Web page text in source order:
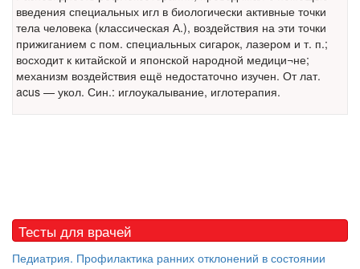
Местная анестезия развивает кардиотоксичность
Федеральная служба по
надзору в сфере
здравоохранения озвучила
тревожную статистику. Она
реанимации внесен в Госдуму
Соответствующий
законопроект внесен в
введения специальных игл в биологически активные точки
тела человека (классическая А.), воздействия на эти точки
прижиганием с пом. специальных сигарок, лазером и т. п.;
восходит к китайской и японской народной медици¬не;
механизм воздействия ещё недостаточно изучен. От лат.
acus — укол. Син.: иглоукалывание, иглотерапия.
Тесты для врачей
Педиатрия. Профилактика ранних отклонений в состоянии